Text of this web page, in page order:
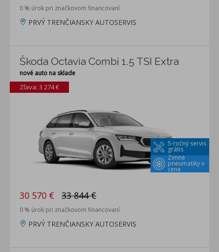
0 % úrok pri značkovom financovaní
PRVÝ TRENČIANSKY AUTOSERVIS
Škoda Octavia Combi 1.5 TSI Extra
nové auto na sklade
Zimné
pneumatiky v
cene
5-ročný servis
grátis
Zľava: 3 274 €
30 570 € 33 844 €
0 % úrok pri značkovom financovaní
PRVÝ TRENČIANSKY AUTOSERVIS